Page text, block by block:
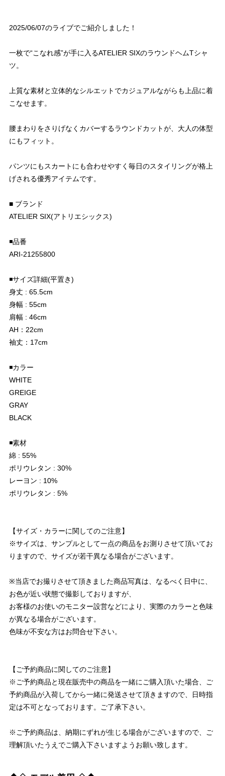
2025/06/07のライブでご紹介しました！
一枚で“こなれ感”が手に入るATELIER SIXのラウンドヘムTシャ
ツ。
上質な素材と立体的なシルエットでカジュアルながらも上品に着
こなせます。
腰まわりをさりげなくカバーするラウンドカットが、大人の体型
にもフィット。
パンツにもスカートにも合わせやすく毎日のスタイリングが格上
げされる優秀アイテムです。
■ ブランド
ATELIER SIX(アトリエシックス)
◾️品番
ARI-21255800
◾️サイズ詳細(平置き)
身丈 : 65.5cm
身幅 : 55cm
肩幅 : 46cm
AH：22cm
袖丈：17cm
◾️カラー
WHITE
GREIGE
GRAY
BLACK
◾️素材
綿 : 55%
ポリウレタン : 30%
レーヨン : 10%
ポリウレタン : 5%
【サイズ・カラーに関してのご注意】
※サイズは、サンプルとして一点の商品をお測りさせて頂いてお
りますので、サイズが若干異なる場合がございます。
※当店でお撮りさせて頂きました商品写真は、なるべく日中に、
お色が近い状態で撮影しておりますが、
お客様のお使いのモニター設営などにより、実際のカラーと色味
が異なる場合がございます。
色味が不安な方はお問合せ下さい。
【ご予約商品に関してのご注意】
※ご予約商品と現在販売中の商品を一緒にご購入頂いた場合、ご
予約商品が入荷してから一緒に発送させて頂きますので、日時指
定は不可となっております。ご了承下さい。
※ご予約商品は、納期にずれが生じる場合がございますので、ご
理解頂いたうえでご購入下さいますようお願い致します。